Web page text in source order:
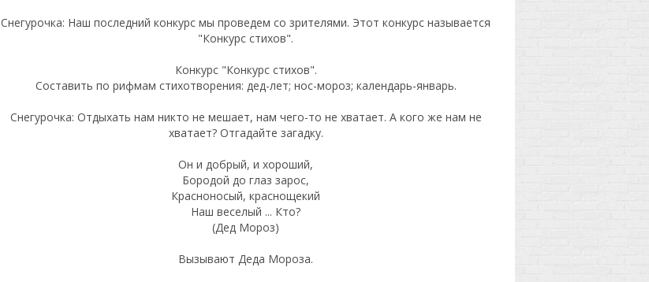
Снегурочка: Наш последний конкурс мы проведем со зрителями. Этот конкурс называется
"Конкурс стихов".
Конкурс "Конкурс стихов".
Составить по рифмам стихотворения: дед-лет; нос-мороз; календарь-январь.
Снегурочка: Отдыхать нам никто не мешает, нам чего-то не хватает. А кого же нам не
хватает? Отгадайте загадку.
Он и добрый, и хороший,
Бородой до глаз зарос,
Красноносый, краснощекий
Наш веселый ... Кто?
(Дед Мороз)
Вызывают Деда Мороза.